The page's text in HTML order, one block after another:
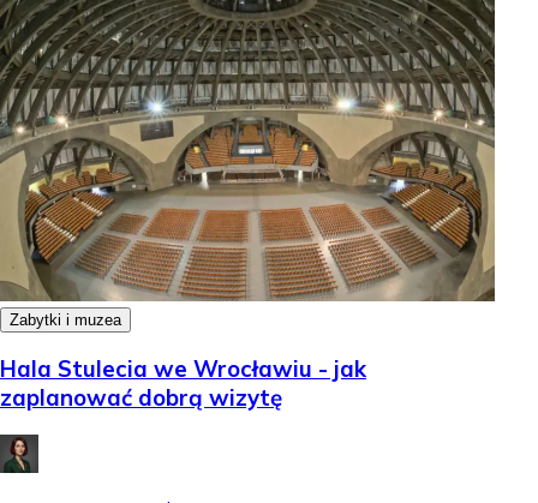
Zabytki i muzea
Hala Stulecia we Wrocławiu - jak
zaplanować dobrą wizytę